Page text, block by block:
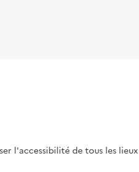
l'accessibilité de tous les